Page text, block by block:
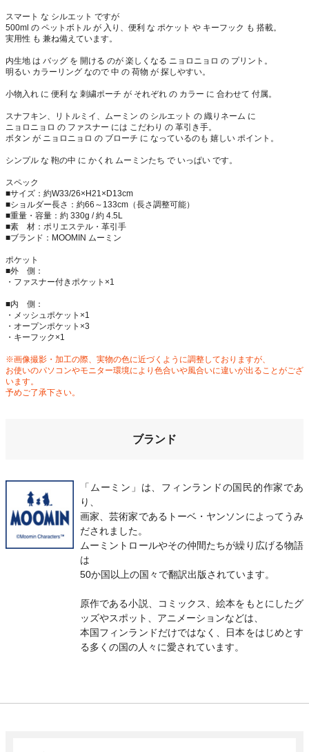
スマート な シルエット ですが
500ml の ペットボトル が 入り、便利 な ポケット や キーフック も 搭載。
実用性 も 兼ね備えています。
内生地 は バッグ を 開ける のが 楽しくなる ニョロニョロ の プリント。
明るい カラーリング なので 中 の 荷物 が 探しやすい。
小物入れ に 便利 な 刺繍ポーチ が それぞれ の カラー に 合わせて 付属。
スナフキン、リトルミイ、ムーミン の シルエット の 織りネーム に
ニョロニョロ の ファスナー には こだわり の 革引き手。
ボタン が ニョロニョロ の ブローチ に なっているのも 嬉しい ポイント。
シンプル な 鞄の中 に かくれ ムーミンたち で いっぱい です。
スペック
■サイズ：約W33/26×H21×D13cm
■ショルダー長さ：約66～133cm（長さ調整可能）
■重量・容量：約 330g / 約 4.5L
■素 材：ポリエステル・革引手
■ブランド：MOOMIN ムーミン
ポケット
■外 側：
・ファスナー付きポケット×1
■内 側：
・メッシュポケット×1
・オープンポケット×3
・キーフック×1
※画像撮影・加工の際、実物の色に近づくように調整しておりますが、
お使いのパソコンやモニター環境により色合いや風合いに違いが出ることがござ
います。
予めご了承下さい。
ブランド
「ムーミン」は、フィンランドの国民的作家であ
り、
画家、芸術家であるトーベ・ヤンソンによってうみ
だされました。
ムーミントロールやその仲間たちが繰り広げる物語
は
50か国以上の国々で翻訳出版されています。
原作である小説、コミックス、絵本をもとにしたグ
ッズやスポット、アニメーションなどは、
本国フィンランドだけではなく、日本をはじめとす
る多くの国の人々に愛されています。